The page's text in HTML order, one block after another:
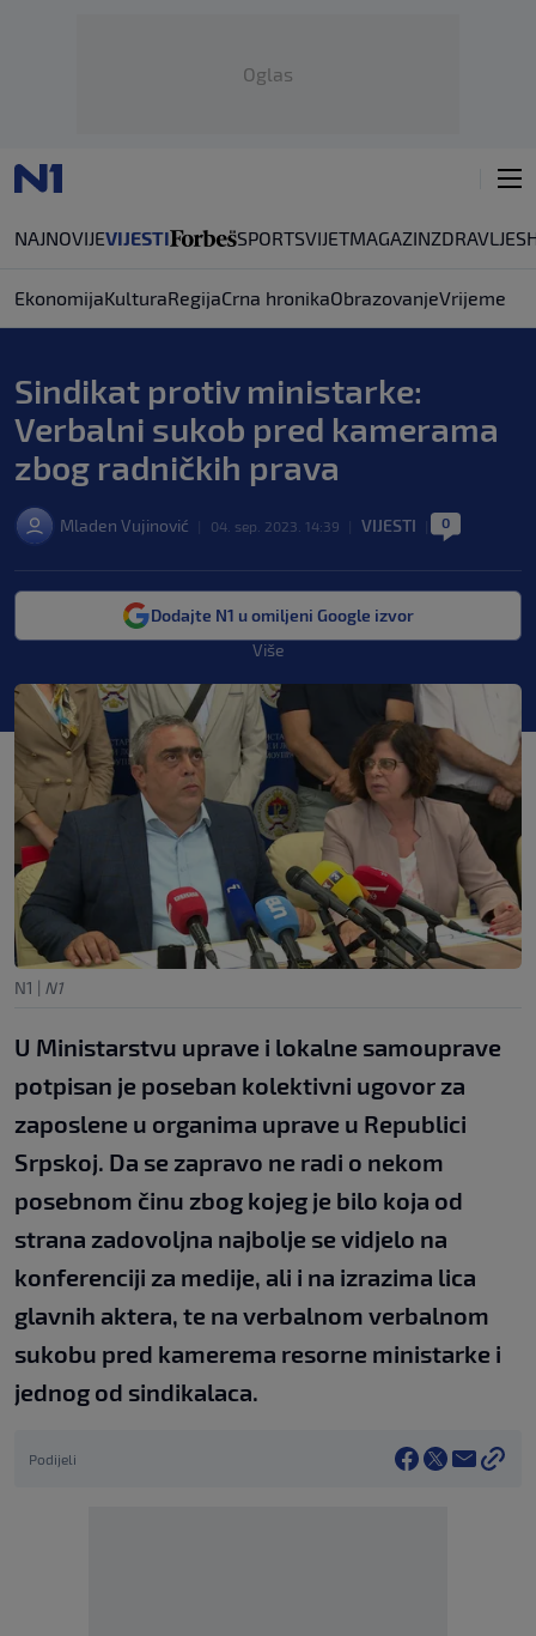
Oglas
NAJNOVIJEVIJESTI SPORTSVIJETMAGAZINZDRAVLJE
EkonomijaKulturaRegijaCrna hronikaObrazovanjeVrijeme
Sindikat protiv ministarke:
Verbalni sukob pred kamerama
zbog radničkih prava
Mladen Vujinović 04. sep. 2023. 14:39 VIJESTI 0
Dodajte N1 u omiljeni Google izvor
Više
N1 | N1
U Ministarstvu uprave i lokalne samouprave
potpisan je poseban kolektivni ugovor za
zaposlene u organima uprave u Republici
Srpskoj. Da se zapravo ne radi o nekom
posebnom činu zbog kojeg je bilo koja od
strana zadovoljna najbolje se vidjelo na
konferenciji za medije, ali i na izrazima lica
glavnih aktera, te na verbalnom verbalnom
sukobu pred kamerema resorne ministarke i
jednog od sindikalaca.
Podijeli